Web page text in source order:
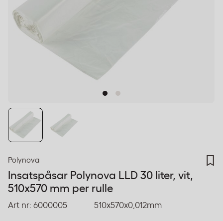
Polynova
Insatspåsar Polynova LLD 30 liter, vit,
510x570 mm per rulle
Art nr: 6000005 510x570x0,012mm